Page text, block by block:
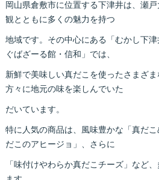
岡山県倉敷市に位置する下津井は、瀬
観とともに多くの魅力を持つ
地域です。その中心にある「むかし下
ぐばざーる館・信和」では、
新鮮で美味しい真だこを使ったさまざ
方々に地元の味を楽しんでいた
だいています。
特に人気の商品は、風味豊かな「真だ
だこのアヒージョ」、さらに
「味付けやわらか真だこチーズ」など